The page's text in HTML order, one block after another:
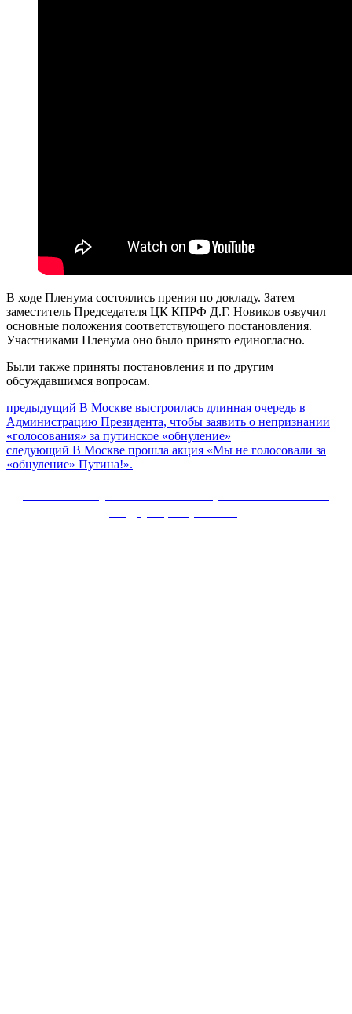
В ходе Пленума состоялись прения по докладу. Затем
заместитель Председателя ЦК КПРФ Д.Г. Новиков озвучил
основные положения соответствующего постановления.
Участниками Пленума оно было принято единогласно.
Были также приняты постановления и по другим
обсуждавшимся вопросам.
Навигация
по
записям
предыдущий Предыдущий
пост:
В Москве выстроилась длинная очередь в
Администрацию Президента, чтобы заявить о непризнании
«голосования» за путинское «обнуление»
следующий Следующее
сообщение:
В Москве прошла акция «Мы не голосовали за
«обнуление» Путина!».